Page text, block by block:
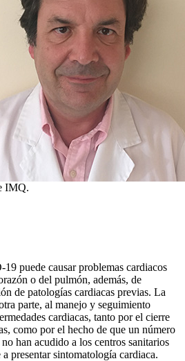
IMQ.
puede causar problemas cardiacos
o del pulmón, además, de
de patologías cardiacas previas. La
parte, al manejo y seguimiento
cardiacas, tanto por el cierre
como por el hecho de que un número
han acudido a los centros sanitarios
presentar sintomatología cardiaca.